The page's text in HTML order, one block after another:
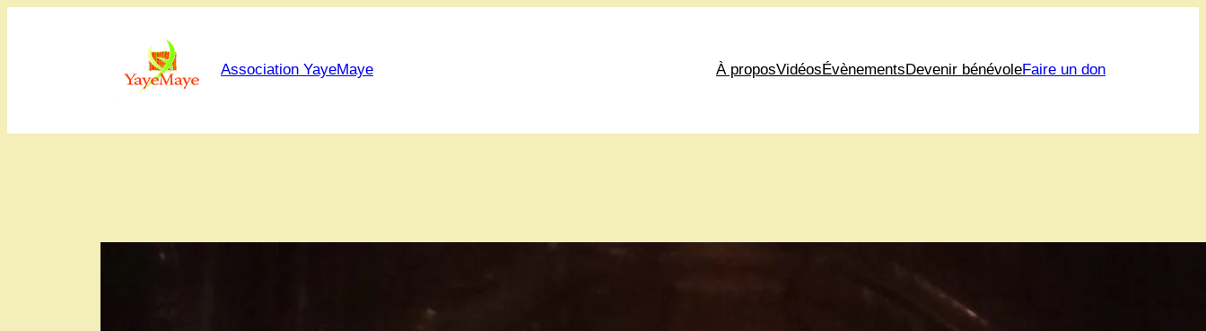
Association YayeMaye À proposVidéos Évènements Devenir bénévoleFaire un don